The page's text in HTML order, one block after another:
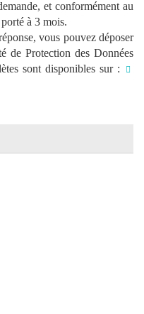
et conformément au
à 3 mois.
vous pouvez déposer
de Protection des Données
sont disponibles sur :